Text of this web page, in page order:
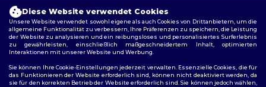
Diese Website verwendet Cookies
Unsere Website verwendet sowohl eigene als auch Cookies von Drittanbietern, um die
allgemeine Funktionalität zu verbessern, Ihre Präferenzen zu speichern, die Leistung
der Website zu analysieren und ein reibungsloses und personalisiertes Surferlebnis
zu gewährleisten, einschließlich maßgeschneidertem Inhalt, optimierten
Interaktionen mit unserer Website und Werbung.
Sie können Ihre Cookie-Einstellungen jederzeit verwalten. Essenzielle Cookies, die für
das Funktionieren der Website erforderlich sind, können nicht deaktiviert werden, da
sie für den korrekten Betrieb der Website erforderlich sind. Sie können jedoch wählen,